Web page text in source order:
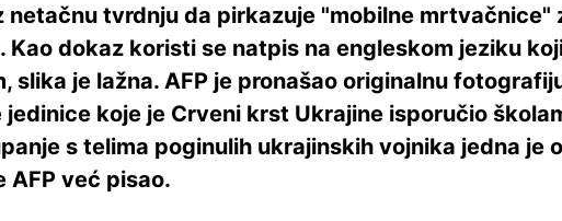
netačnu tvrdnju da pirkazuje "mobilne mrtvačnice"
dokaz koristi se natpis na engleskom jeziku
je lažna. AFP je pronašao originalnu
koje je Crveni krst Ukrajine isporučio
s telima poginulih ukrajinskih vojnika jedna je
AFP već pisao.